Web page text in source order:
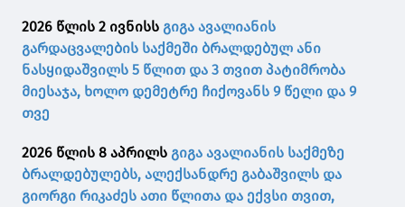
2026 წლის 2 ივნისს გიგა ავალიანის
გარდაცვალების საქმეში ბრალდებულ ანი
ნასყიდაშვილს 5 წლით და 3 თვით პატიმრობა
მიესაჯა, ხოლო დემეტრე ჩიქოვანს 9 წელი და 9
თვე
2026 წლის 8 აპრილს გიგა ავალიანის საქმეზე
ბრალდებულებს, ალექსანდრე გაბაშვილს და
გიორგი რიკაძეს ათი წლითა და ექვსი თვით,